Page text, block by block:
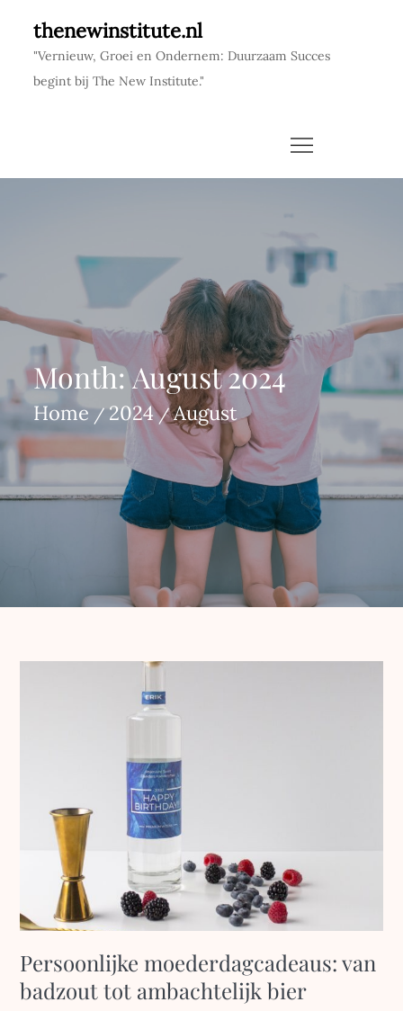
content
thenewinstitute.nl
"Vernieuw, Groei en Ondernem: Duurzaam Succes
begint bij The New Institute."
Month:August 2024
Home 2024 August
Persoonlijke moederdagcadeaus: van
badzout tot ambachtelijk bier